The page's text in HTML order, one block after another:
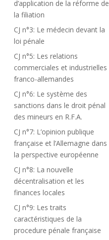
d’application de la réforme de
la filiation
CJ n°3: Le médecin devant la
loi pénale
CJ n°5: Les relations
commerciales et industrielles
franco-allemandes
CJ n°6: Le système des
sanctions dans le droit pénal
des mineurs en R.F.A.
CJ n°7: L’opinion publique
française et l’Allemagne dans
la perspective européenne
CJ n°8: La nouvelle
décentralisation et les
finances locales
CJ n°9: Les traits
caractéristiques de la
procedure pénale française